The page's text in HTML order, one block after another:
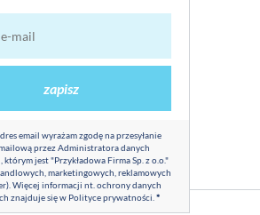
zapisz
email wyrażam zgodę na przesyłanie
przez Administratora danych
którym jest "Przykładowa Firma Sp. z o.o."
marketingowych, reklamowych
Więcej informacji nt. ochrony danych
znajduje się w Polityce prywatności *